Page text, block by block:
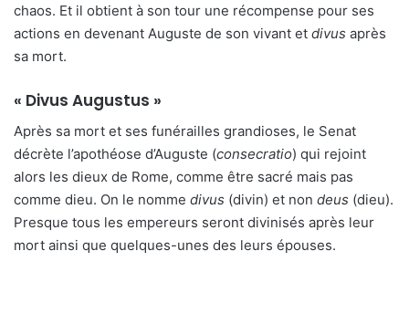
chaos. Et il obtient à son tour une récompense pour ses
actions en devenant Auguste de son vivant et divus après
sa mort.
« Divus Augustus »
Après sa mort et ses funérailles grandioses, le Senat
décrète l’apothéose d’Auguste (consecratio) qui rejoint
alors les dieux de Rome, comme être sacré mais pas
comme dieu. On le nomme divus (divin) et non deus (dieu).
Presque tous les empereurs seront divinisés après leur
mort ainsi que quelques-unes des leurs épouses.